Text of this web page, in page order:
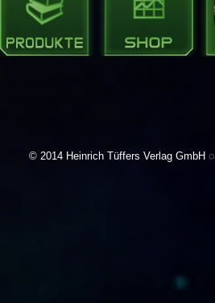
© 2014 Heinrich Tüffers Verlag GmbH ◌